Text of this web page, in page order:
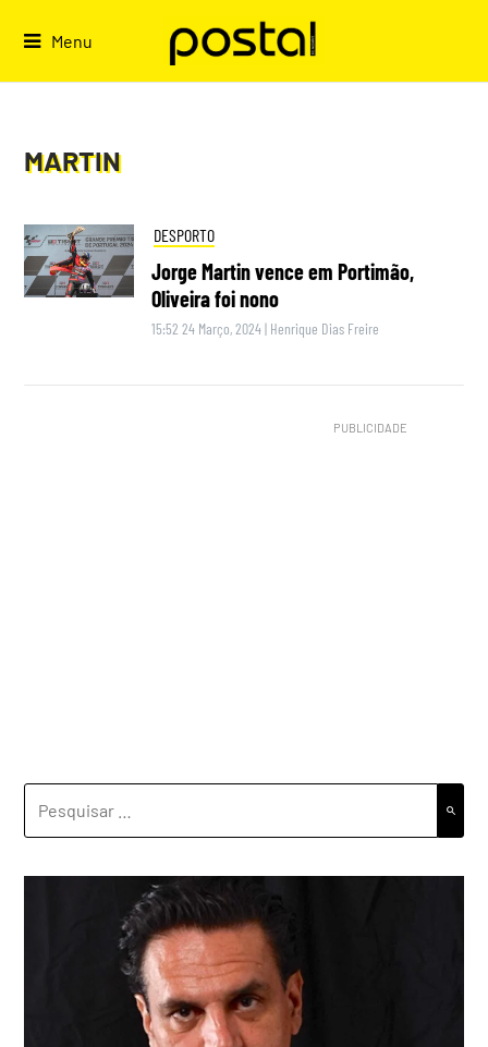
Menu
MARTIN
DESPORTO
Jorge Martin vence em Portimão,
Oliveira foi nono
15:52 24 Março, 2024| Henrique Dias Freire